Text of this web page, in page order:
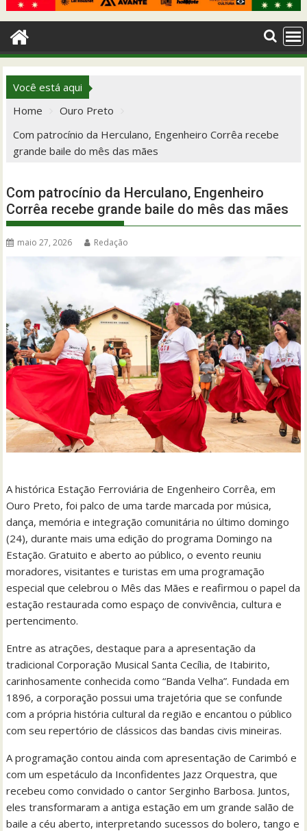
Você está aqui
Home
Ouro Preto
Com patrocínio da Herculano, Engenheiro Corrêa recebe
grande baile do mês das mães
Com patrocínio da Herculano, Engenheiro
Corrêa recebe grande baile do mês das mães
maio 27, 2026 Redação
A histórica Estação Ferroviária de Engenheiro Corrêa, em
Ouro Preto, foi palco de uma tarde marcada por música,
dança, memória e integração comunitária no último domingo
(24), durante mais uma edição do programa Domingo na
Estação. Gratuito e aberto ao público, o evento reuniu
moradores, visitantes e turistas em uma programação
especial que celebrou o Mês das Mães e reafirmou o papel da
estação restaurada como espaço de convivência, cultura e
pertencimento.
Entre as atrações, destaque para a apresentação da
tradicional Corporação Musical Santa Cecília, de Itabirito,
carinhosamente conhecida como “Banda Velha”. Fundada em
1896, a corporação possui uma trajetória que se confunde
com a própria história cultural da região e encantou o público
com seu repertório de clássicos das bandas civis mineiras.
A programação contou ainda com apresentação de Carimbó e
com um espetáculo da Inconfidentes Jazz Orquestra, que
recebeu como convidado o cantor Serginho Barbosa. Juntos,
eles transformaram a antiga estação em um grande salão de
baile a céu aberto, interpretando sucessos do bolero, tango e